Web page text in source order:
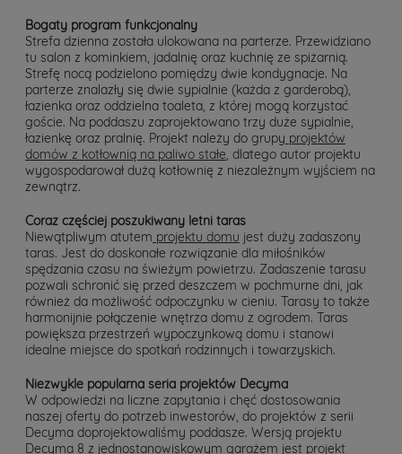
Bogaty program funkcjonalny
Strefa dzienna została ulokowana na parterze. Przewidziano
tu salon z kominkiem, jadalnię oraz kuchnię ze spiżarnią.
Strefę nocą podzielono pomiędzy dwie kondygnacje. Na
parterze znalazły się dwie sypialnie (każda z garderobą),
łazienka oraz oddzielna toaleta, z której mogą korzystać
goście. Na poddaszu zaprojektowano trzy duże sypialnie,
łazienkę oraz pralnię. Projekt należy do grupy projektów
domów z kotłownią na paliwo stałe, dlatego autor projektu
wygospodarował dużą kotłownię z niezależnym wyjściem na
zewnątrz.
Coraz częściej poszukiwany letni taras
Niewątpliwym atutem projektu domu jest duży zadaszony
taras. Jest do doskonałe rozwiązanie dla miłośników
spędzania czasu na świeżym powietrzu. Zadaszenie tarasu
pozwali schronić się przed deszczem w pochmurne dni, jak
również da możliwość odpoczynku w cieniu. Tarasy to także
harmonijnie połączenie wnętrza domu z ogrodem. Taras
powiększa przestrzeń wypoczynkową domu i stanowi
idealne miejsce do spotkań rodzinnych i towarzyskich.
Niezwykle popularna seria projektów Decyma
W odpowiedzi na liczne zapytania i chęć dostosowania
naszej oferty do potrzeb inwestorów, do projektów z serii
Decyma doprojektowaliśmy poddasze. Wersją projektu
Decyma 8 z jednostanowiskowym garażem jest projekt